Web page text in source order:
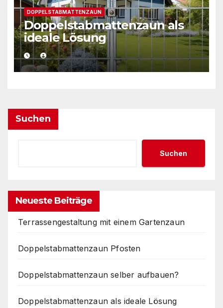
DOPPELSTABMATTENZAUN
Doppelstabmattenzaun als
ideale Lösung
Suchen
Suchen
Neueste Beiträge
Terrassengestaltung mit einem Gartenzaun
Doppelstabmattenzaun Pfosten
Doppelstabmattenzaun selber aufbauen?
Doppelstabmattenzaun als ideale Lösung